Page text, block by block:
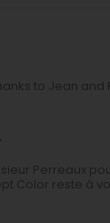
to Jean
Perreaux
Color reste à